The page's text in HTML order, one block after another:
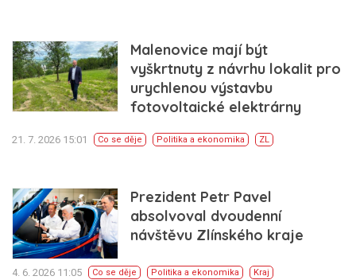
Malenovice mají být
vyškrtnuty z návrhu lokalit pro
urychlenou výstavbu
fotovoltaické elektrárny
21. 7. 2026 15:01 Co se děje Politika a ekonomika ZL
Prezident Petr Pavel
absolvoval dvoudenní
návštěvu Zlínského kraje
4. 6. 2026 11:05 Co se děje Politika a ekonomika Kraj